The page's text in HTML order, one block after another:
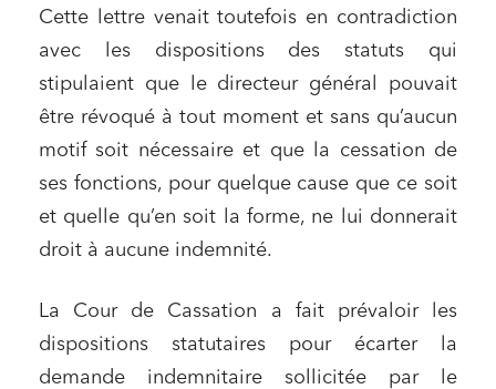
Cette lettre venait toutefois en contradiction
avec les dispositions des statuts qui
stipulaient que le directeur général pouvait
être révoqué à tout moment et sans qu’aucun
motif soit nécessaire et que la cessation de
ses fonctions, pour quelque cause que ce soit
et quelle qu’en soit la forme, ne lui donnerait
droit à aucune indemnité.
La Cour de Cassation a fait prévaloir les
dispositions statutaires pour écarter la
demande indemnitaire sollicitée par le